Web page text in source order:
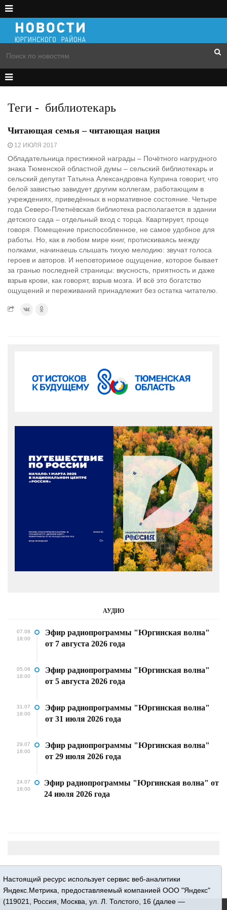
Теги - библиотекарь
Читающая семья – читающая нация
12 ИЮЛЯ 2017
Обладательница престижной награды – Почётного нагрудного
знака Тюменской областной думы – сельский библиотекарь и
сельский депутат Татьяна Александровна Куприна говорит, что
белой завистью завидует другим коллегам, работающим в
учреждениях, приведённых в нормативное состояние. Четыре
года Северо-Плетнёвская библиотека располагается в здании
детского сада – отдельный вход с торца. Квартирует, проще
говоря. Помещение приспособленное, не самое удобное для
работы. Но, как в любом мире книг, протискиваясь между
полками, начинаешь слышать тихую мелодию: звучат голоса
героев и авторов. И неповторимое ощущение, которое бывает
за гранью последней страницы: вкусность, приятность и даже
взрыв крови, как говорят, взрыв мозга. И всё это богатство
ощущений и переживаний принадлежит без остатка читателю.
АУДИО
07.08
18:00
Эфир радиопрограммы "Юргинская волна"
от 7 августа 2026 года
05.08
18:00
Эфир радиопрограммы "Юргинская волна"
от 5 августа 2026 года
31.07
18:00
Эфир радиопрограммы "Юргинская волна"
от 31 июля 2026 года
29.07
18:00
Эфир радиопрограммы "Юргинская волна"
от 29 июля 2026 года
24.07
18:00
Эфир радиопрограммы "Юргинская волна" от
24 июля 2026 года
Настоящий ресурс использует сервис веб-аналитики
Яндекс.Метрика, предоставляемый компанией ООО "Яндекс"
(119021, Россия, Москва, ул. Л. Толстого, 16 (далее —